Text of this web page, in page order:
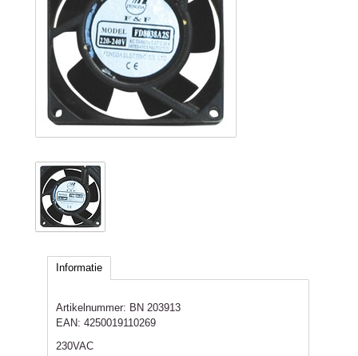
Informatie
Artikelnummer: BN 203913
EAN: 4250019110269
230VAC